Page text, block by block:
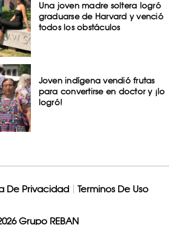
Una joven madre soltera logró
graduarse de Harvard y venció
todos los obstáculos
Joven indígena vendió frutas
para convertirse en doctor y ¡lo
logró!
De Privacidad Terminos De Uso
Grupo REBAN